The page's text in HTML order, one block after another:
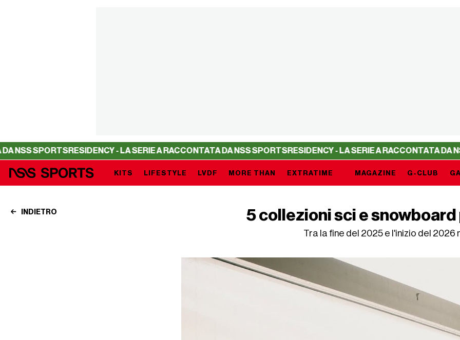
SPORTSRESIDENCY - LA SERIE A RACCONTATA DA NSS SPORTSRESIDENCY - LA SERIE A RACCONTATA DA NSS
EXTRATIME
KITS LIFESTYLE LVDF MORE THAN MAGAZINE G-CLUB
INDIETRO 5 collezioni sci e
Tra la fine del 2025 e l'inizio del 2026